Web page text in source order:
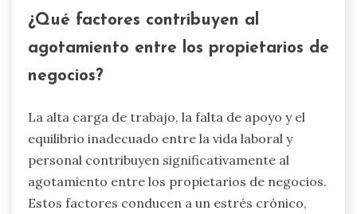
¿Qué factores contribuyen al
agotamiento entre los propietarios de
negocios?
La alta carga de trabajo, la falta de apoyo y el
equilibrio inadecuado entre la vida laboral y
personal contribuyen significativamente al
agotamiento entre los propietarios de negocios.
Estos factores conducen a un estrés crónico,